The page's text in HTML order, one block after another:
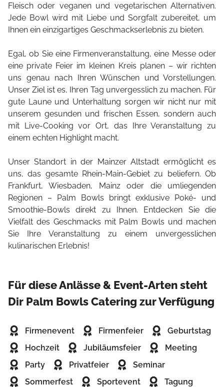
Fleisch oder veganen und vegetarischen Alternativen.
Jede Bowl wird mit Liebe und Sorgfalt zubereitet, um
Ihnen ein einzigartiges Geschmackserlebnis zu bieten.
Egal, ob Sie eine Firmenveranstaltung, eine Messe oder
eine private Feier im kleinen Kreis planen – wir richten
uns genau nach Ihren Wünschen und Vorstellungen.
Unser Ziel ist es, Ihren Tag unvergesslich zu machen. Für
gute Laune und Unterhaltung sorgen wir nicht nur mit
unserem gesunden und frischen Essen, sondern auch
mit Live-Cooking vor Ort, das Ihre Veranstaltung zu
einem echten Highlight macht.
Unser Standort in der Mainzer Altstadt ermöglicht es
uns, das gesamte Rhein-Main-Gebiet zu beliefern. Ob
Frankfurt, Wiesbaden, Mainz oder die umliegenden
Regionen – Palm Bowls bringt exklusive Poké- und
Smoothie-Bowls direkt zu Ihnen. Entdecken Sie die
Vielfalt des Geschmacks mit Palm Bowls und machen
Sie Ihre Veranstaltung zu einem unvergesslichen
kulinarischen Erlebnis!
Für diese Anlässe & Event-Arten steht
Dir Palm Bowls Catering zur Verfügung
Firmenevent Firmenfeier
Geburtstag
Hochzeit
Jubiläumsfeier
Meeting
Party
Privatfeier
Seminar
Sommerfest
Sportevent
Tagung